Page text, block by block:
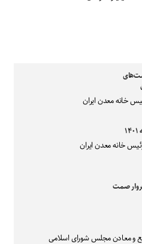
خانه معدن ایران
خانه معدن ایران
صمت
و معادن مجلس شورای اسلامی